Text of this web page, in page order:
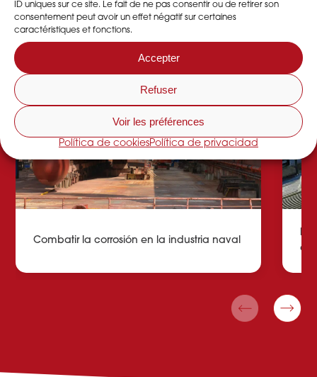
ID uniques sur ce site. Le fait de ne pas consentir ou de retirer son
consentement peut avoir un effet négatif sur certaines
caractéristiques et fonctions.
Accepter
Refuser
Voir les préférences
Política de cookiesPolítica de privacidad
Combatir la corrosión en la industria naval